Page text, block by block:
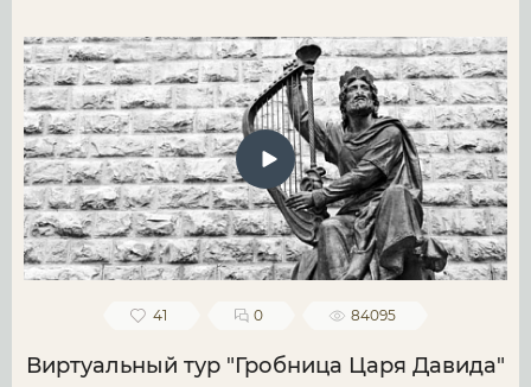
41 0 84095
Виртуальный тур "Гробница Царя Давида"